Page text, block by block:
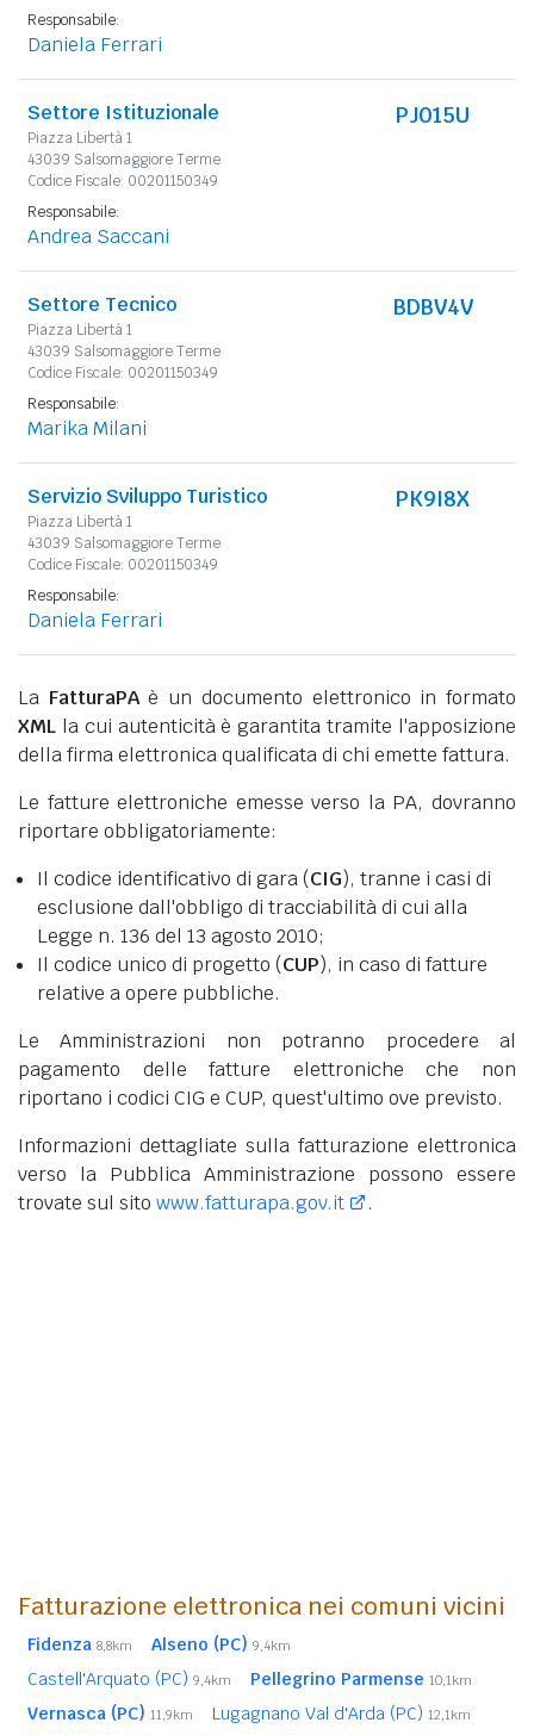
Responsabile:
Daniela Ferrari
Settore Istituzionale
Piazza Libertà 1
43039 Salsomaggiore Terme
Codice Fiscale: 00201150349
PJ015U
Responsabile:
Andrea Saccani
Settore Tecnico
Piazza Libertà 1
43039 Salsomaggiore Terme
Codice Fiscale: 00201150349
BDBV4V
Responsabile:
Marika Milani
Servizio Sviluppo Turistico
Piazza Libertà 1
43039 Salsomaggiore Terme
Codice Fiscale: 00201150349
PK9I8X
Responsabile:
Daniela Ferrari
La FatturaPAè un documento elettronico in formato
XML la cui autenticità è garantita tramite l'apposizione
della firma elettronica qualificata di chi emette fattura.
Le fatture elettroniche emesse verso la PA, dovranno
riportare obbligatoriamente:
Il codice identificativo di gara (CIG), tranne i casi di
esclusione dall'obbligo di tracciabilità di cui alla
Legge n. 136 del 13 agosto 2010;
Il codice unico di progetto (CUP), in caso di fatture
relative a opere pubbliche.
Le Amministrazioni non potranno procedere al
pagamento delle fatture elettroniche che non
riportano i codici CIG e CUP, quest'ultimo ove previsto.
Informazioni dettagliate sulla fatturazione elettronica
verso la Pubblica Amministrazione possono essere
trovate sul sito www.fatturapa.gov.it .
Fatturazione elettronica nei comuni vicini
Fidenza 8,8km Alseno (PC) 9,4km
Castell'Arquato (PC) 9,4km Pellegrino Parmense 10,1km
Vernasca (PC) 11,9km Lugagnano Val d'Arda (PC) 12,1km